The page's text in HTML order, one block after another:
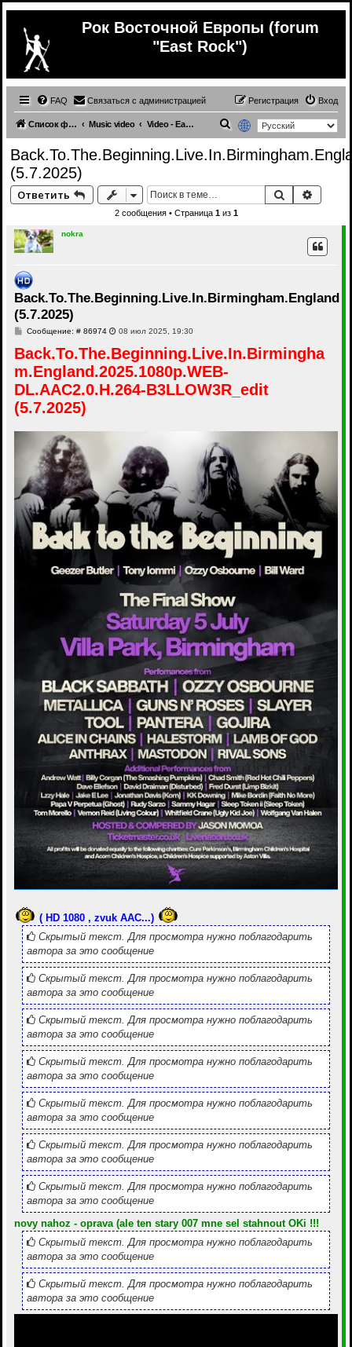
Рок Восточной Европы (forum
"East Rock")
FAQ Связаться с администрацией Вход
Регистрация
Список форумов Music video Video - East Europe
и
(5.7.2025)
Ответить Поиск
2 сообщения • Страница 1из 1
nokra
Back.To.The.Beginning.Live.In.Birmingham.England
(5.7.2025)
Сообщение: # 86974С
б
щ
е
н
и
08 июл 2025, 19:30
Back.To.The.Beginning.Live.In.Birmingha
m.England.2025.1080p.WEB-
DL.AAC2.0.H.264-B3LLOW3R_edit
(5.7.2025)
( HD 1080 , zvuk AAC...)
Скрытый текст. Для просмотра нужно поблагодарить
автора за это сообщение
Скрытый текст. Для просмотра нужно поблагодарить
автора за это сообщение
Скрытый текст. Для просмотра нужно поблагодарить
автора за это сообщение
Скрытый текст. Для просмотра нужно поблагодарить
автора за это сообщение
Скрытый текст. Для просмотра нужно поблагодарить
автора за это сообщение
Скрытый текст. Для просмотра нужно поблагодарить
автора за это сообщение
Скрытый текст. Для просмотра нужно поблагодарить
автора за это сообщение
novy nahoz - oprava (ale ten stary 007 mne sel stahnout OKi !!!
Скрытый текст. Для просмотра нужно поблагодарить
автора за это сообщение
Скрытый текст. Для просмотра нужно поблагодарить
автора за это сообщение